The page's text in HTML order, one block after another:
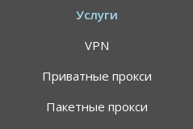
191.8$
Цена указана за план подписки
Самый быстрый VPN-
Персональные сервера для
Услуги
VPN
Приватные прокси
Пакетные прокси